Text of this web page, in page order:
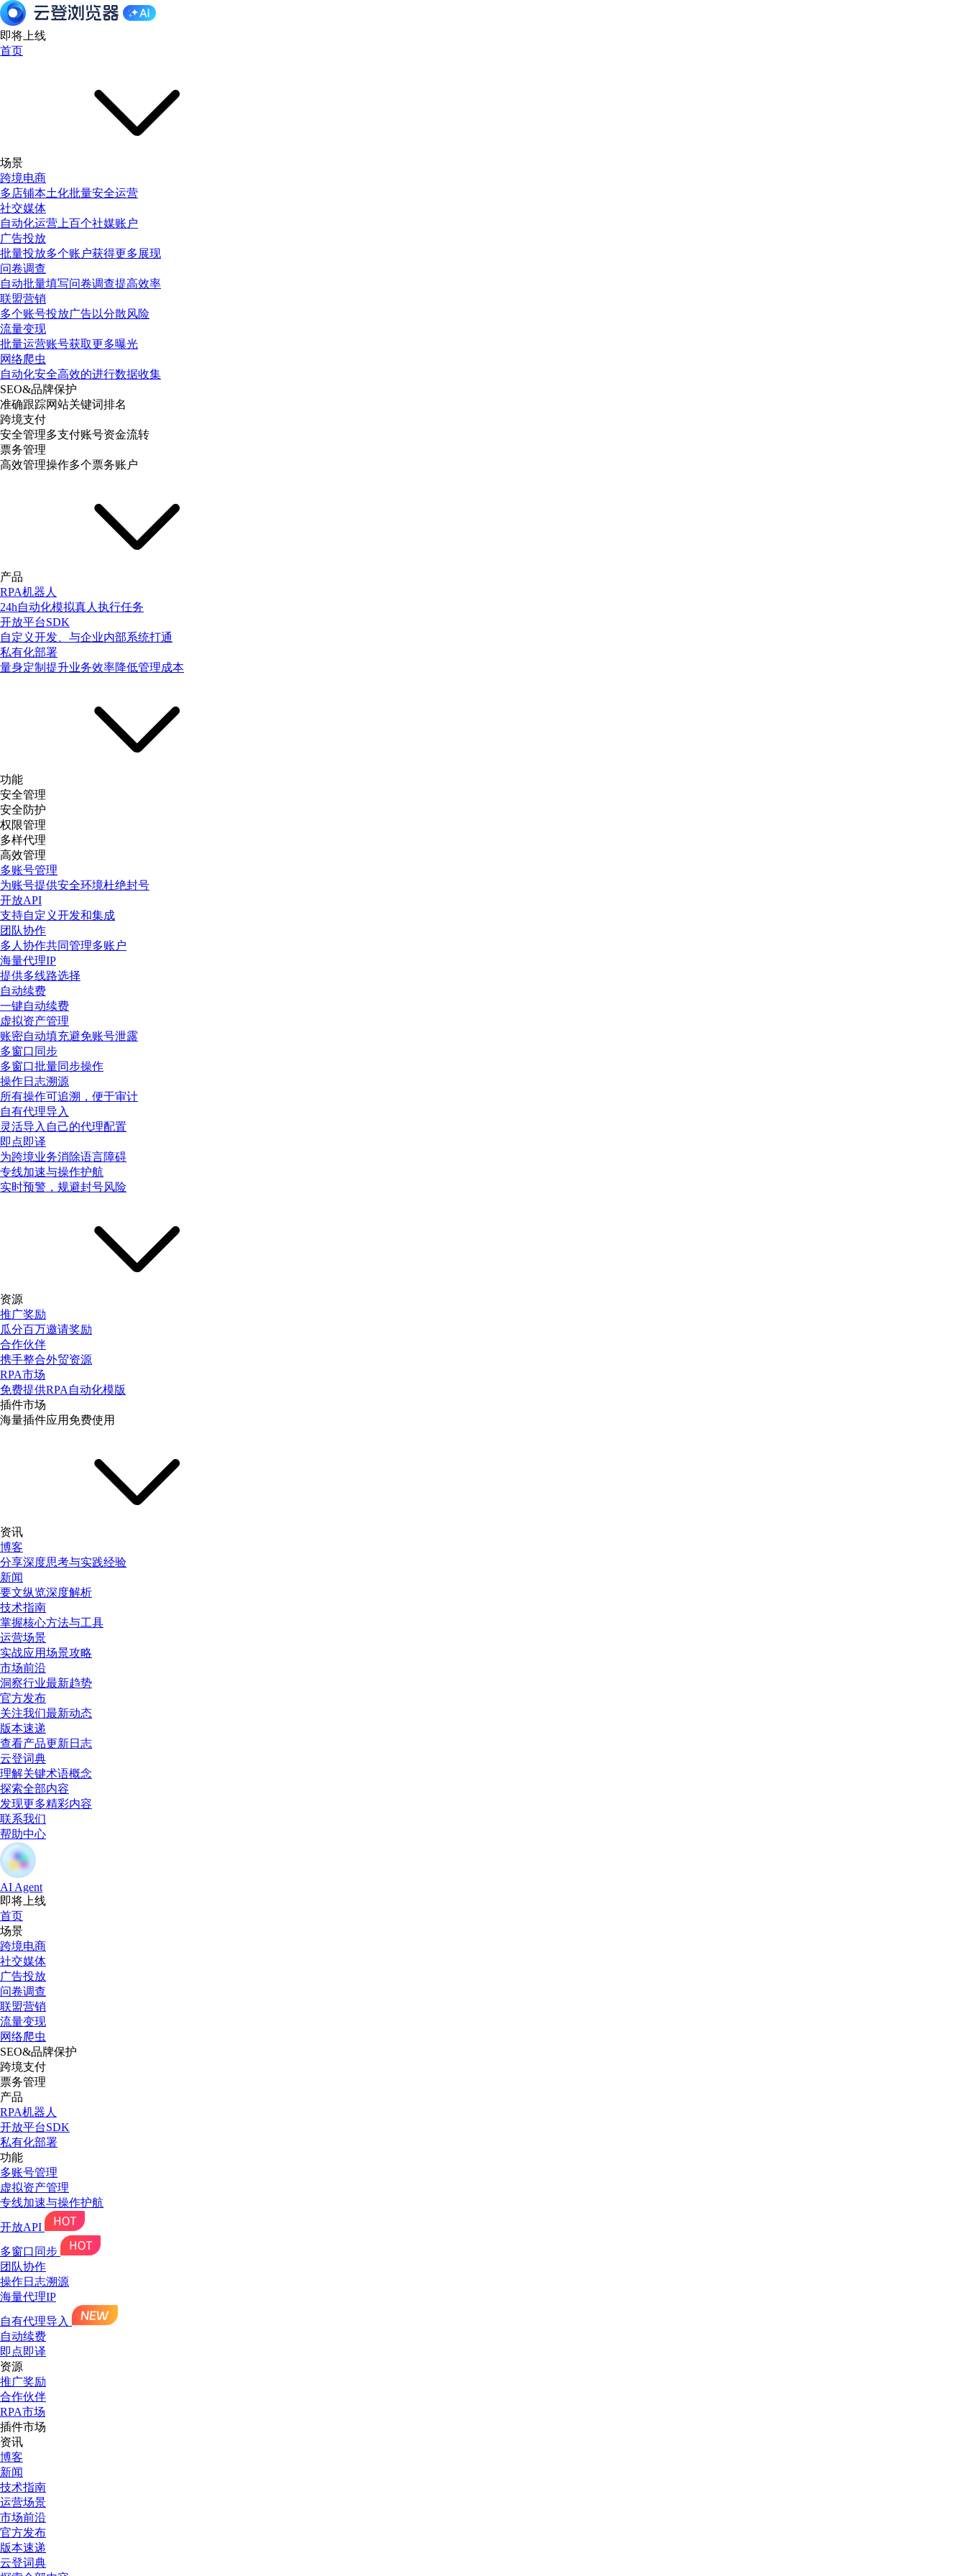
即将上线
首页
场景
跨境电商
多店铺本土化批量安全运营
社交媒体
自动化运营上百个社媒账户
广告投放
批量投放多个账户获得更多展现
问卷调查
自动批量填写问卷调查提高效率
联盟营销
多个账号投放广告以分散风险
流量变现
批量运营账号获取更多曝光
网络爬虫
自动化安全高效的进行数据收集
SEO&品牌保护
准确跟踪网站关键词排名
跨境支付
安全管理多支付账号资金流转
票务管理
高效管理操作多个票务账户
产品
RPA机器人
24h自动化模拟真人执行任务
开放平台SDK
自定义开发、与企业内部系统打通
私有化部署
量身定制提升业务效率降低管理成本
功能
安全管理
安全防护
权限管理
多样代理
高效管理
多账号管理
为账号提供安全环境杜绝封号
开放API
支持自定义开发和集成
团队协作
多人协作共同管理多账户
海量代理IP
提供多线路选择
自动续费
一键自动续费
虚拟资产管理
账密自动填充避免账号泄露
多窗口同步
多窗口批量同步操作
操作日志溯源
所有操作可追溯，便于审计
自有代理导入
灵活导入自己的代理配置
即点即译
为跨境业务消除语言障碍
专线加速与操作护航
实时预警，规避封号风险
资源
推广奖励
瓜分百万邀请奖励
合作伙伴
携手整合外贸资源
RPA市场
免费提供RPA自动化模版
插件市场
海量插件应用免费使用
资讯
博客
分享深度思考与实践经验
新闻
要文纵览深度解析
技术指南
掌握核心方法与工具
运营场景
实战应用场景攻略
市场前沿
洞察行业最新趋势
官方发布
关注我们最新动态
版本速递
查看产品更新日志
云登词典
理解关键术语概念
探索全部内容
发现更多精彩内容
联系我们
帮助中心
AI Agent
即将上线
首页
场景
跨境电商
社交媒体
广告投放
问卷调查
联盟营销
流量变现
网络爬虫
SEO&品牌保护
跨境支付
票务管理
产品
RPA机器人
开放平台SDK
私有化部署
功能
多账号管理
虚拟资产管理
专线加速与操作护航
开放API
多窗口同步
团队协作
操作日志溯源
海量代理IP
自有代理导入
自动续费
即点即译
资源
推广奖励
合作伙伴
RPA市场
插件市场
资讯
博客
新闻
技术指南
运营场景
市场前沿
官方发布
版本速递
云登词典